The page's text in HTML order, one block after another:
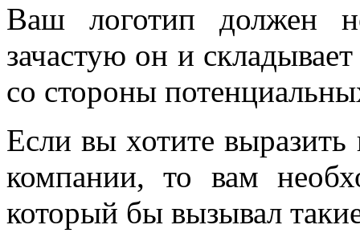
Ваш логотип должен
зачастую он и
со стороны
Если вы хотите выразить
компании, то вам
который бы вызывал